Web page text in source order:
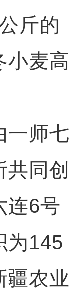
斤的
小麦高
师七
同创
连6号
为145
疆农业